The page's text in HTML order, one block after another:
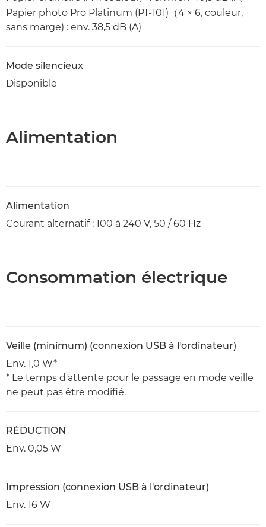
Papier photo Pro Platinum (PT-101)（4 × 6, couleur,
sans marge) : env. 38,5 dB (A)
Mode silencieux
Disponible
Alimentation
Alimentation
Courant alternatif : 100 à 240 V, 50 / 60 Hz
Consommation électrique
Veille (minimum) (connexion USB à l'ordinateur)
Env. 1,0 W*
* Le temps d'attente pour le passage en mode veille
ne peut pas être modifié.
RÉDUCTION
Env. 0,05 W
Impression (connexion USB à l'ordinateur)
Env. 16 W